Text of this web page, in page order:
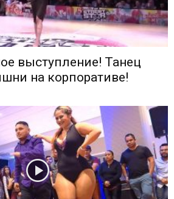
выступление! Танец
на корпоративе!